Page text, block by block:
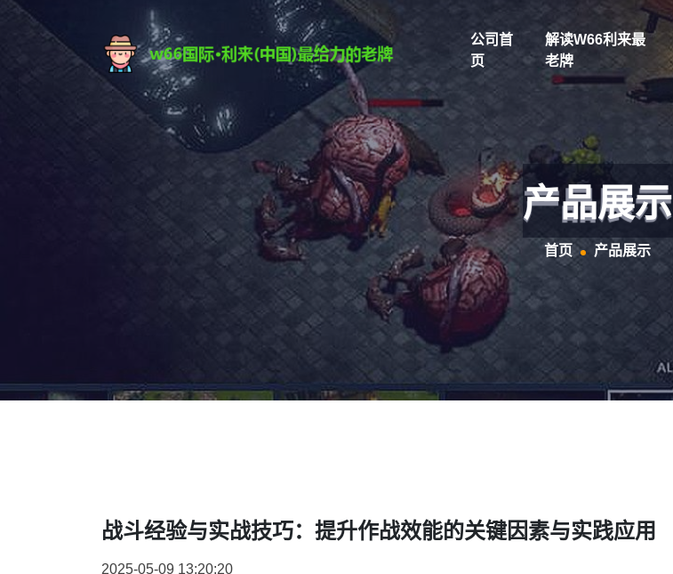
公司首
页
解读w66利来最
老牌
产品展示
首页 产品展示
战斗经验与实战技巧：提升作战效能的关键因素与实践应用
2025-05-09 13:20:20